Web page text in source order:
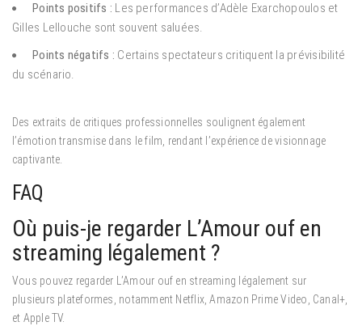
Points positifs : Les performances d’Adèle Exarchopoulos et
Gilles Lellouche sont souvent saluées.
Points négatifs : Certains spectateurs critiquent la prévisibilité
du scénario.
Des extraits de critiques professionnelles soulignent également
l’émotion transmise dans le film, rendant l’expérience de visionnage
captivante.
FAQ
Où puis-je regarder L’Amour ouf en
streaming légalement ?
Vous pouvez regarder L’Amour ouf en streaming légalement sur
plusieurs plateformes, notamment Netflix, Amazon Prime Video, Canal+,
et Apple TV.